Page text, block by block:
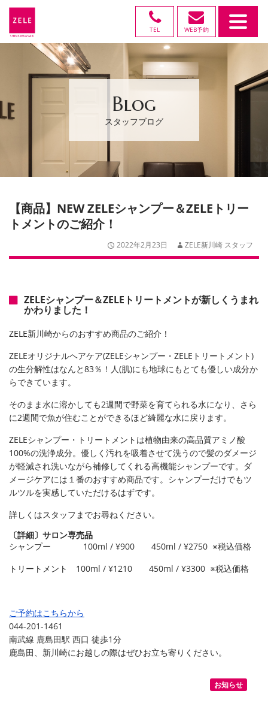
TEL WEB予約
Blog
スタッフブログ
【商品】NEW ZELEシャンプー＆ZELEトリー
トメントのご紹介！
2022年2月23日 ZELE新川崎 スタッフ
ZELEシャンプー＆ZELEトリートメントが新しくうまれ
かわりました！
ZELE新川崎からのおすすめ商品のご紹介！
ZELEオリジナルヘアケア(ZELEシャンプー・ZELEトリートメント)
の生分解性はなんと83％！人(肌)にも地球にもとても優しい成分か
らできています。
そのまま水に溶かしても2週間で野菜を育てられる水になり、さら
に2週間で魚が住むことができるほど綺麗な水に戻ります。
ZELEシャンプー・トリートメントは植物由来の高品質アミノ酸
100%の洗浄成分。優しく汚れを吸着させて洗うので髪のダメージ
が軽減され洗いながら補修してくれる高機能シャンプーです。ダ
メージケアには１番のおすすめ商品です。シャンプーだけでもツ
ルツルを実感していただけるはずです。
詳しくはスタッフまでお尋ねください。
〔詳細〕サロン専売品
シャンプー 100ml / ¥900 450ml / ¥2750 ※税込価格
トリートメント 100ml / ¥1210 450ml / ¥3300 ※税込価格
ご予約はこちらから
044-201-1461
南武線 鹿島田駅 西口 徒歩1分
鹿島田、新川崎にお越しの際はぜひお立ち寄りください。
お知らせ